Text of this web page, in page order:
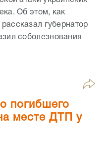
Об этом, как
губернатор
соболезнования
погибшего
месте ДТП у